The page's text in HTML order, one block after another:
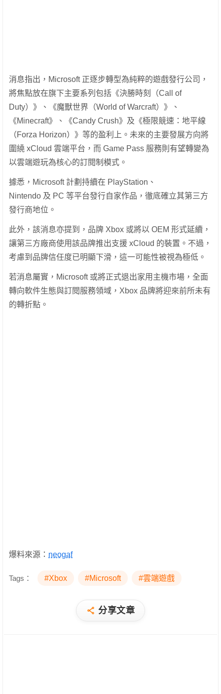
消息指出，Microsoft 正逐步轉型為純粹的遊戲發行公司，
將焦點放在旗下主要系列包括《決勝時刻（Call of
Duty）》、《魔獸世界（World of Warcraft）》、
《Minecraft》、《Candy Crush》及《極限競速：地平線
（Forza Horizon）》等的盈利上。未來的主要發展方向將
圍繞 xCloud 雲端平台，而 Game Pass 服務則有望轉變為
以雲端遊玩為核心的訂閱制模式。
據悉，Microsoft 計劃持續在 PlayStation、
Nintendo 及 PC 等平台發行自家作品，徹底確立其第三方
發行商地位。
此外，該消息亦提到，品牌 Xbox 或將以 OEM 形式延續，
讓第三方廠商使用該品牌推出支援 xCloud 的裝置。不過，
考慮到品牌信任度已明顯下滑，這一可能性被視為極低。
若消息屬實，Microsoft 或將正式退出家用主機市場，全面
轉向軟件生態與訂閱服務領域，Xbox 品牌將迎來前所未有
的轉折點。
爆料來源： neogaf
Tags： #Xbox #Microsoft #雲端遊戲
分享文章